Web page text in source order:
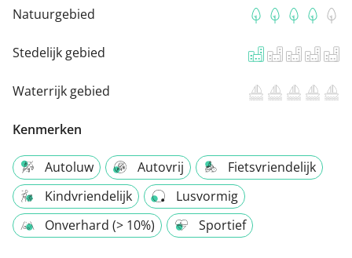
Natuurgebied
Stedelijk gebied
Waterrijk gebied
Kenmerken
Autoluw Autovrij
Fietsvriendelijk
Kindvriendelijk
Lusvormig
Onverhard (> 10%)
Sportief